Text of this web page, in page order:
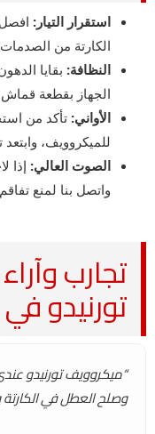
استقرار التيار:
الكارتة من الصدمات
النظافة: بقايا
الجهاز بقطعة قماش
الأواني: تأكد من
للميكروويف،
الصوت العالي: إذا
واتصل بنا لمنع
تجارب
تورنيدو
“ميكروويف تورنيدو
وصلح العطل في الكارتة